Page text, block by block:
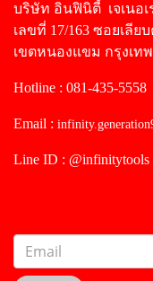
บริษัท อินฟินิตี้ เจเนอ
เลขที่ 17/163 ซอยเลี
เขตหนองแขม กรุงเทพ
Hotline : 081-435-5558
Email :
Line ID : @infinitytools